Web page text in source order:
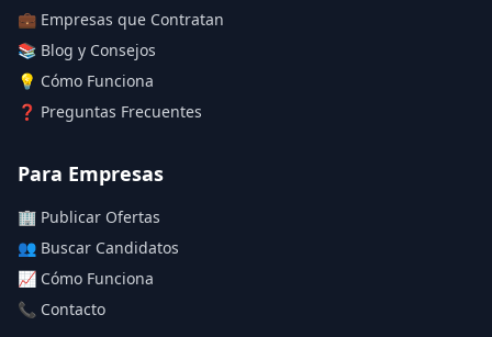
Aplicar filtros
💼 Empresas que Contratan
📚 Blog y Consejos
💡 Cómo Funciona
❓ Preguntas Frecuentes
Para Empresas
🏢 Publicar Ofertas
👥 Buscar Candidatos
📈 Cómo Funciona
📞 Contacto